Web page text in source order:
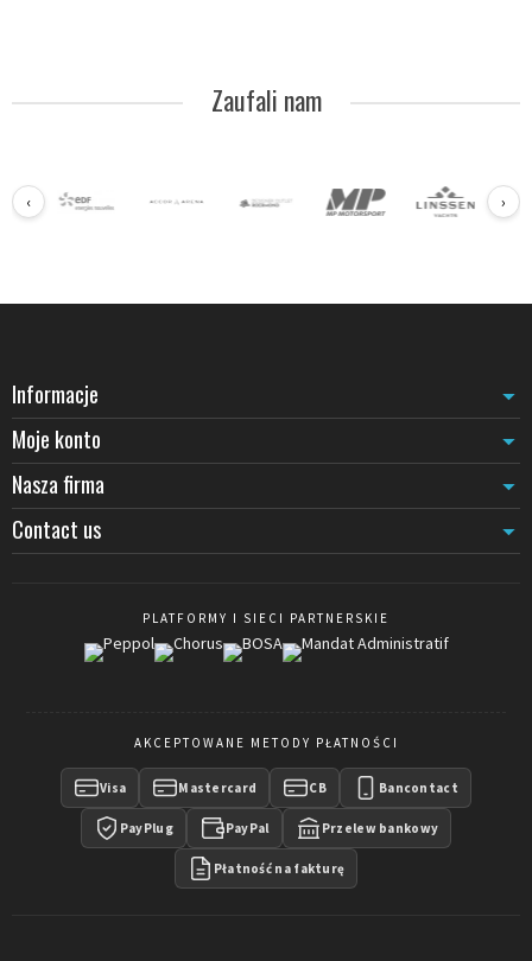
Zaufali nam
‹ ›
Informacje
Moje konto
Nasza firma
Contact us
PLATFORMY I SIECI PARTNERSKIE
AKCEPTOWANE METODY PŁATNOŚCI
Visa Mastercard CB Bancontact
PayPlug PayPal Przelew bankowy
Płatność na fakturę